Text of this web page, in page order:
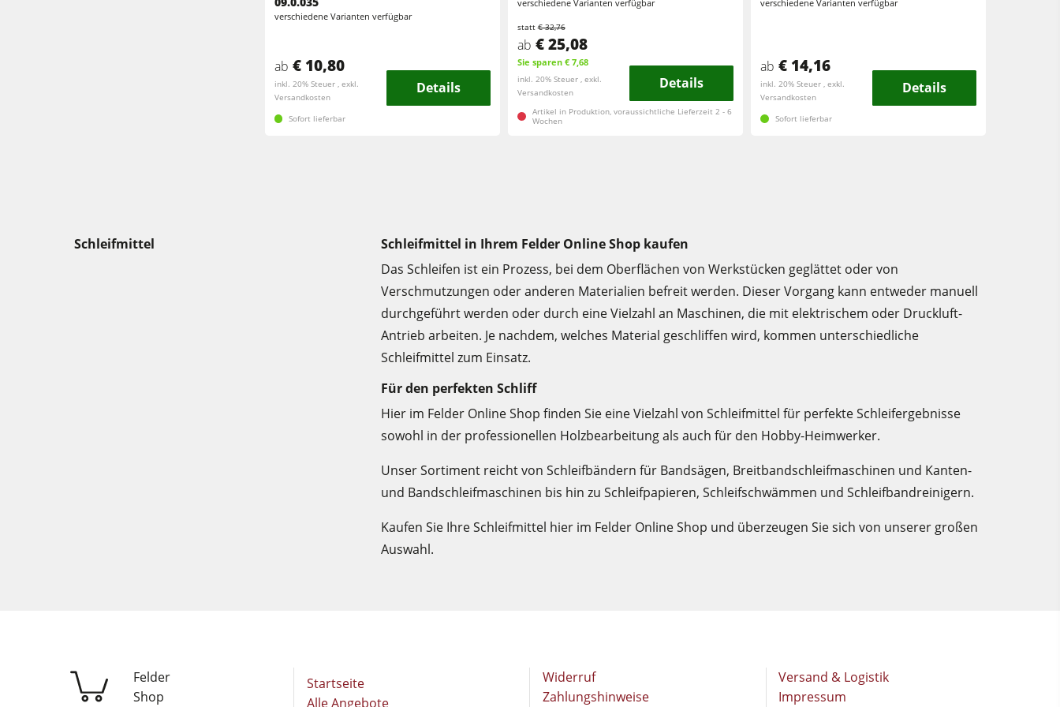
verschiedene Varianten verfügbar
ab € 10,80
inkl. 20% Steuer , exkl.
Versandkosten
Details
Sofort lieferbar
verschiedene Varianten verfügbar
statt€ 32,76
ab € 25,08
Sie sparen € 7,68
inkl. 20% Steuer , exkl.
Versandkosten
Details
Artikel in Produktion, voraussichtliche Lieferzeit 2 - 6
Wochen
verschiedene Varianten verfügbar
ab € 14,16
inkl. 20% Steuer , exkl.
Versandkosten
Details
Sofort lieferbar
Schleifmittel
Schleifmittel in Ihrem Felder Online Shop kaufen
Das Schleifen ist ein Prozess, bei dem Oberflächen von Werkstücken geglättet oder von
Verschmutzungen oder anderen Materialien befreit werden. Dieser Vorgang kann entweder manuell
durchgeführt werden oder durch eine Vielzahl an Maschinen, die mit elektrischem oder Druckluft-
Antrieb arbeiten. Je nachdem, welches Material geschliffen wird, kommen unterschiedliche
Schleifmittel zum Einsatz.
Für den perfekten Schliff
Hier im Felder Online Shop finden Sie eine Vielzahl von Schleifmittel für perfekte Schleifergebnisse
sowohl in der professionellen Holzbearbeitung als auch für den Hobby-Heimwerker.
Unser Sortiment reicht von Schleifbändern für Bandsägen, Breitbandschleifmaschinen und Kanten-
und Bandschleifmaschinen bis hin zu Schleifpapieren, Schleifschwämmen und Schleifbandreinigern.
Kaufen Sie Ihre Schleifmittel hier im Felder Online Shop und überzeugen Sie sich von unserer großen
Auswahl.
Felder
Shop
Startseite
Alle Angebote
Widerruf
Zahlungshinweise
Versand & Logistik
Impressum